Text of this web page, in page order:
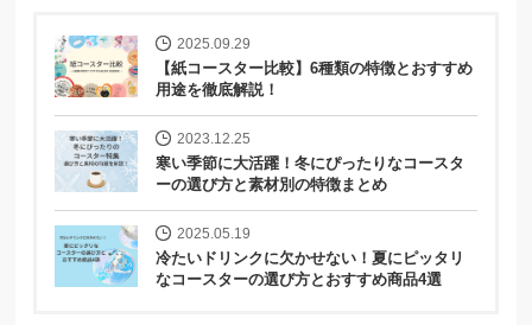
2025.09.29
【紙コースター比較】6種類の特徴とおすすめ
用途を徹底解説！
2023.12.25
寒い季節に大活躍！冬にぴったりなコースタ
ーの選び方と素材別の特徴まとめ
2025.05.19
冷たいドリンクに欠かせない！夏にピッタリ
なコースターの選び方とおすすめ商品4選